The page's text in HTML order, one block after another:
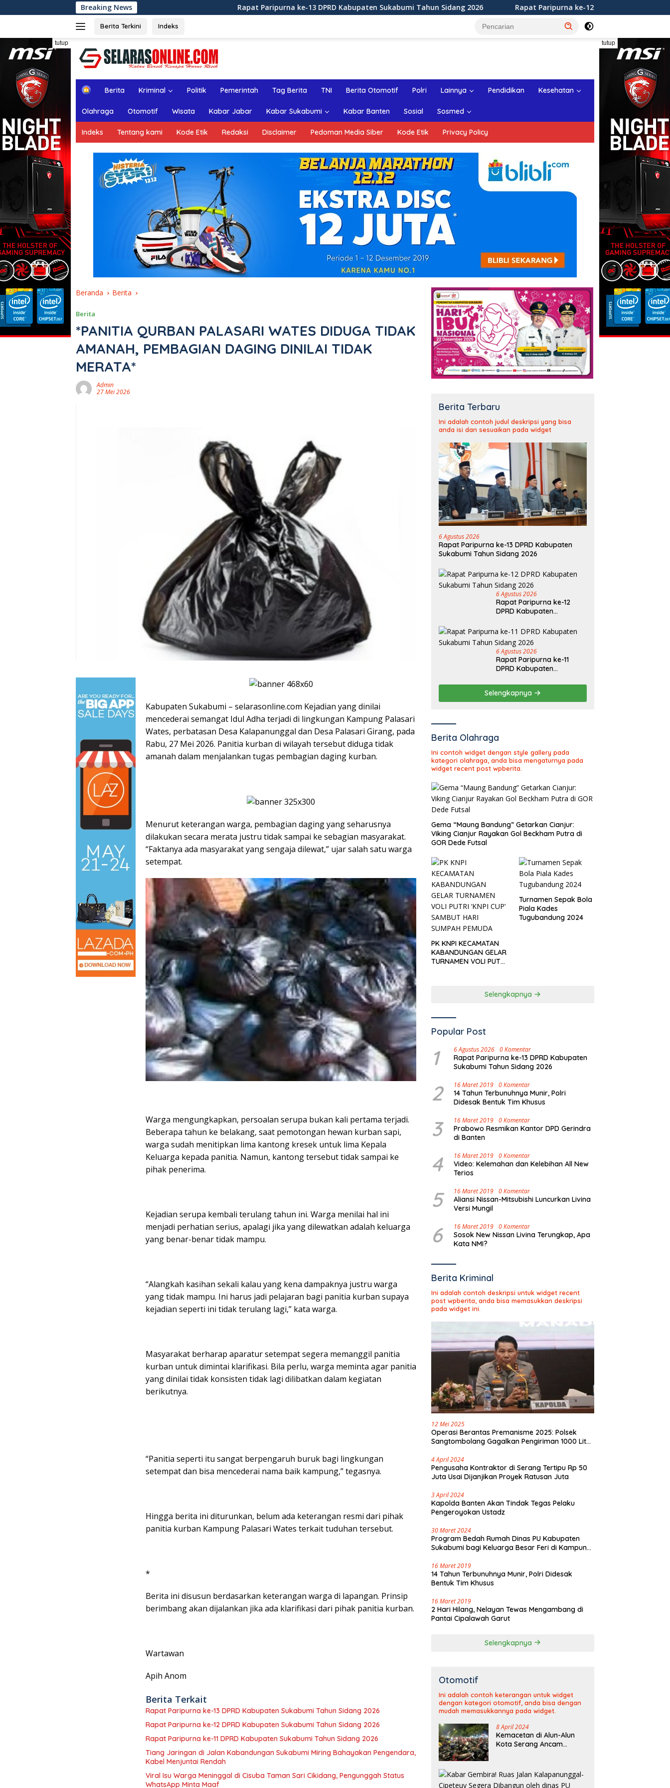
ke
Breaking News Rapat Paripurna ke-13 DPRD Kabupaten Sukabumi Tahun Sidang 2026 Rapat Paripurna ke-12 DPRD Kabupaten Sukabumi Tahun Sidang
Berita Terkini Indeks
tutup tutup
H
m
e
Berita Kriminal Politik Pemerintah Tag Berita TNI Berita Otomotif Polri Lainnya Pendidikan Kesehatan
Olahraga Otomotif Wisata Kabar Jabar Kabar Sukabumi Kabar Banten Sosial Sosmed
Indeks Tentang kami Kode Etik Redaksi Disclaimer Pedoman Media Siber Kode Etik Privacy Policy
Beranda Berita
Berita
*PANITIA QURBAN PALASARI WATES DIDUGA TIDAK
AMANAH, PEMBAGIAN DAGING DINILAI TIDAK
MERATA*
Admin
27 Mei 2026
Kabupaten Sukabumi – selarasonline.com Kejadian yang dinilai
mencederai semangat Idul Adha terjadi di lingkungan Kampung Palasari
Wates, perbatasan Desa Kalapanunggal dan Desa Palasari Girang, pada
Rabu, 27 Mei 2026. Panitia kurban di wilayah tersebut diduga tidak
amanah dalam menjalankan tugas pembagian daging kurban.
Menurut keterangan warga, pembagian daging yang seharusnya
dilakukan secara merata justru tidak sampai ke sebagian masyarakat.
“Faktanya ada masyarakat yang sengaja dilewat,” ujar salah satu warga
setempat.
Warga mengungkapkan, persoalan serupa bukan kali pertama terjadi.
Beberapa tahun ke belakang, saat pemotongan hewan kurban sapi,
warga sudah menitipkan lima kantong kresek untuk lima Kepala
Keluarga kepada panitia. Namun, kantong tersebut tidak sampai ke
pihak penerima.
Kejadian serupa kembali terulang tahun ini. Warga menilai hal ini
menjadi perhatian serius, apalagi jika yang dilewatkan adalah keluarga
yang benar-benar tidak mampu.
“Alangkah kasihan sekali kalau yang kena dampaknya justru warga
yang tidak mampu. Ini harus jadi pelajaran bagi panitia kurban supaya
kejadian seperti ini tidak terulang lagi,” kata warga.
Masyarakat berharap aparatur setempat segera memanggil panitia
kurban untuk dimintai klarifikasi. Bila perlu, warga meminta agar panitia
yang dinilai tidak konsisten tidak lagi dilibatkan dalam kegiatan
berikutnya.
“Panitia seperti itu sangat berpengaruh buruk bagi lingkungan
setempat dan bisa mencederai nama baik kampung,” tegasnya.
Hingga berita ini diturunkan, belum ada keterangan resmi dari pihak
panitia kurban Kampung Palasari Wates terkait tuduhan tersebut.
*
Berita ini disusun berdasarkan keterangan warga di lapangan. Prinsip
berimbang akan dijalankan jika ada klarifikasi dari pihak panitia kurban.
Wartawan
Apih Anom
Berita Terkait
Rapat Paripurna ke-13 DPRD Kabupaten Sukabumi Tahun Sidang 2026
Rapat Paripurna ke-12 DPRD Kabupaten Sukabumi Tahun Sidang 2026
Rapat Paripurna ke-11 DPRD Kabupaten Sukabumi Tahun Sidang 2026
Tiang Jaringan di Jalan Kabandungan Sukabumi Miring Bahayakan Pengendara,
Kabel Menjuntai Rendah
Viral Isu Warga Meninggal di Cisuba Taman Sari Cikidang, Pengunggah Status
WhatsApp Minta Maaf
Berita Terbaru
Ini adalah contoh judul deskripsi yang bisa
anda isi dan sesuaikan pada widget
6 Agustus 2026
Rapat Paripurna ke-13 DPRD Kabupaten
Sukabumi Tahun Sidang 2026
6 Agustus 2026
Rapat Paripurna ke-12
DPRD Kabupaten
2026
6 Agustus 2026
Rapat Paripurna ke-11
DPRD Kabupaten
2026
Selengkapnya
Berita Olahraga
Ini contoh widget dengan style gallery pada
kategori olahraga, anda bisa mengaturnya pada
widget recent post wpberita.
Gema “Maung Bandung” Getarkan Cianjur:
Viking Cianjur Rayakan Gol Beckham Putra di
GOR Dede Futsal
PK KNPI KECAMATAN
KABANDUNGAN GELAR
TURNAMEN VOLI PUTRI
Turnamen Sepak Bola
Piala Kades
Tugubandung 2024
Selengkapnya
Popular Post
1 6 Agustus 2026 0 Komentar
Rapat Paripurna ke-13 DPRD Kabupaten
Sukabumi Tahun Sidang 2026
2 16 Maret 2019 0 Komentar
14 Tahun Terbunuhnya Munir, Polri
Didesak Bentuk Tim Khusus
3 16 Maret 2019 0 Komentar
Prabowo Resmikan Kantor DPD Gerindra
di Banten
4 16 Maret 2019 0 Komentar
Video: Kelemahan dan Kelebihan All New
Terios
5 16 Maret 2019 0 Komentar
Aliansi Nissan-Mitsubishi Luncurkan Livina
Versi Mungil
6 16 Maret 2019 0 Komentar
Sosok New Nissan Livina Terungkap, Apa
Kata NMI?
Berita Kriminal
Ini adalah contoh deskripsi untuk widget recent
post wpberita, anda bisa memasukkan deskripsi
pada widget ini.
12 Mei 2025
Operasi Berantas Premanisme 2025: Polsek
Sangtombolang Gagalkan Pengiriman 1000 Liter
4 April 2024
Pengusaha Kontraktor di Serang Tertipu Rp 50
Juta Usai Dijanjikan Proyek Ratusan Juta
3 April 2024
Kapolda Banten Akan Tindak Tegas Pelaku
Pengeroyokan Ustadz
30 Maret 2024
Program Bedah Rumah Dinas PU Kabupaten
Sukabumi bagi Keluarga Besar Feri di Kampung
16 Maret 2019
14 Tahun Terbunuhnya Munir, Polri Didesak
Bentuk Tim Khusus
16 Maret 2019
2 Hari Hilang, Nelayan Tewas Mengambang di
Pantai Cipalawah Garut
Selengkapnya
Otomotif
Ini adalah contoh keterangan untuk widget
dengan kategori otomotif, anda bisa dengan
mudah memasukkannya pada widget.
8 April 2024
Kemacetan di Alun-Alun
Kota Serang Ancam